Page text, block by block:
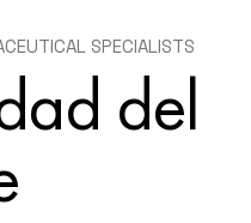
SPECIALISTS
del